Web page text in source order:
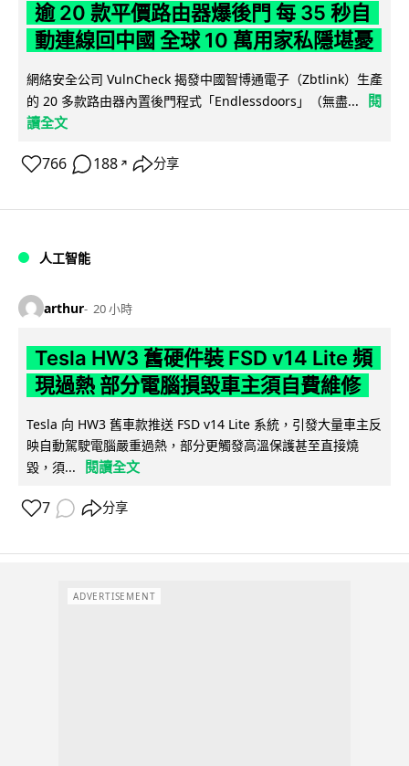
逾 20 款平價路由器爆後門 每 35 秒自
動連線回中國 全球 10 萬用家私隱堪憂
網絡安全公司 VulnCheck 揭發中國智博通電子（Zbtlink）生產
的 20 多款路由器內置後門程式「Endlessdoors」（無盡...
閱
讀全文
766 188 ↗ 分享
人工智能
arthur 20 小時
Tesla HW3 舊硬件裝 FSD v14 Lite 頻
現過熱 部分電腦損毀車主須自費維修
Tesla 向 HW3 舊車款推送 FSD v14 Lite 系統，引發大量車主反
映自動駕駛電腦嚴重過熱，部分更觸發高溫保護甚至直接燒
毀，須...
閱讀全文
7 分享
ADVERTISEMENT